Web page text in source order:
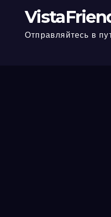
Отправляйтесь в